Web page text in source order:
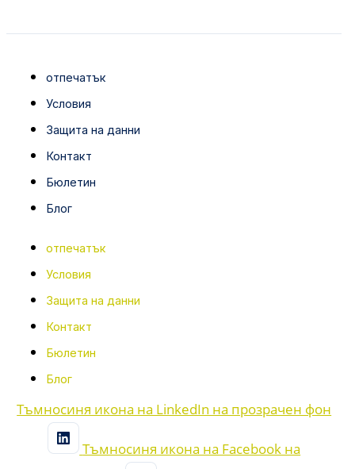
отпечатък
Условия
Защита на данни
Контакт
Бюлетин
Блог
отпечатък
Условия
Защита на данни
Контакт
Бюлетин
Блог
Тъмносиня икона на LinkedIn на прозрачен фон
Тъмносиня икона на Facebook на